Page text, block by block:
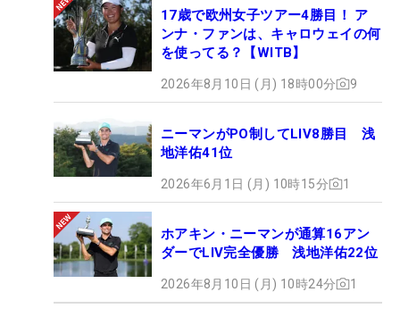
17歳で欧州女子ツアー4勝目！ ア
ンナ・ファンは、キャロウェイの何
を使ってる？【WITB】
2026年8月10日 (月) 18時00分 9
ニーマンがPO制してLIV8勝目 浅
地洋佑41位
2026年6月1日 (月) 10時15分 1
ホアキン・ニーマンが通算16アン
ダーでLIV完全優勝 浅地洋佑22位
2026年8月10日 (月) 10時24分 1